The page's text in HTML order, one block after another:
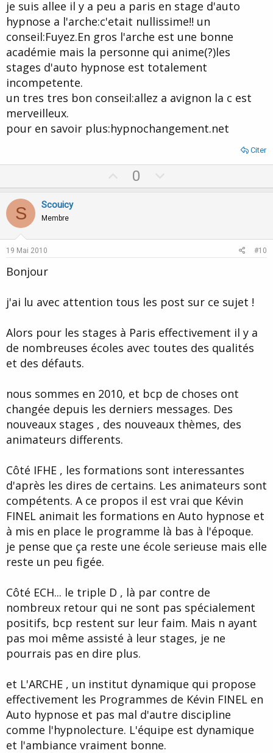
je suis allee il y a peu a paris en stage d'auto
hypnose a l'arche:c'etait nullissime!! un
conseil:Fuyez.En gros l'arche est une bonne
académie mais la personne qui anime(?)les
stages d'auto hypnose est totalement
incompetente.
un tres tres bon conseil:allez a avignon la c est
merveilleux.
pour en savoir plus:hypnochangement.net
Citer
p
0
o
S Scouicy
Membre
19 Mai 2010 #10
Bonjour
j'ai lu avec attention tous les post sur ce sujet !
Alors pour les stages à Paris effectivement il y a
de nombreuses écoles avec toutes des qualités
et des défauts.
nous sommes en 2010, et bcp de choses ont
changée depuis les derniers messages. Des
nouveaux stages , des nouveaux thèmes, des
animateurs differents.
Côté IFHE , les formations sont interessantes
d'après les dires de certains. Les animateurs sont
compétents. A ce propos il est vrai que Kévin
FINEL animait les formations en Auto hypnose et
à mis en place le programme là bas à l'époque.
je pense que ça reste une école serieuse mais elle
reste un peu figée.
Côté ECH... le triple D , là par contre de
nombreux retour qui ne sont pas spécialement
positifs, bcp restent sur leur faim. Mais n ayant
pas moi même assisté à leur stages, je ne
pourrais pas en dire plus.
et L'ARCHE , un institut dynamique qui propose
effectivement les Programmes de Kévin FINEL en
Auto hypnose et pas mal d'autre discipline
comme l'hypnolecture. L'équipe est dynamique
et l'ambiance vraiment bonne.